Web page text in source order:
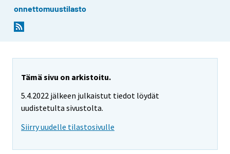
onnettomuustilasto
Tämä sivu on arkistoitu.
5.4.2022 jälkeen julkaistut tiedot löydät
uudistetulta sivustolta.
Siirry uudelle tilastosivulle